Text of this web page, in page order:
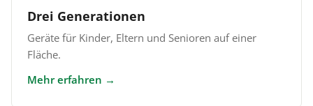
Drei Generationen
Geräte für Kinder, Eltern und Senioren auf einer
Fläche.
Mehr erfahren